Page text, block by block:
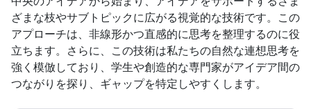
ざまな枝やサブトピックに広がる視覚的な技術です。この
アプローチは、非線形かつ直感的に思考を整理するのに役
立ちます。さらに、この技術は私たちの自然な連想思考を
強く模倣しており、学生や創造的な専門家がアイデア間の
つながりを探り、ギャップを特定しやすくします。